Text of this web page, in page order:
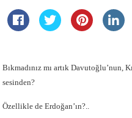
Bıkmadınız mı artık Davutoğlu’nun,
sesinden?
Özellikle de Erdoğan’ın?..